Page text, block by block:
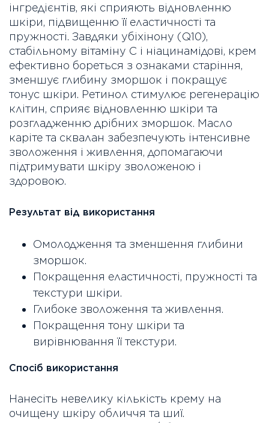
інгредієнтів, які сприяють відновленню
шкіри, підвищенню її еластичності та
пружності. Завдяки убіхінону (Q10),
стабільному вітаміну C і ніацинамідові, крем
ефективно бореться з ознаками старіння,
зменшує глибину зморшок і покращує
тонус шкіри. Ретинол стимулює регенерацію
клітин, сприяє відновленню шкіри та
розгладженню дрібних зморшок. Масло
каріте та сквалан забезпечують інтенсивне
зволоження і живлення, допомагаючи
підтримувати шкіру зволоженою і
здоровою.
Результат від використання
Омолодження та зменшення глибини
зморшок.
Покращення еластичності, пружності та
текстури шкіри.
Глибоке зволоження та живлення.
Покращення тону шкіри та
вирівнювання її текстури.
Спосіб використання
Нанесіть невелику кількість крему на
очищену шкіру обличчя та шиї.